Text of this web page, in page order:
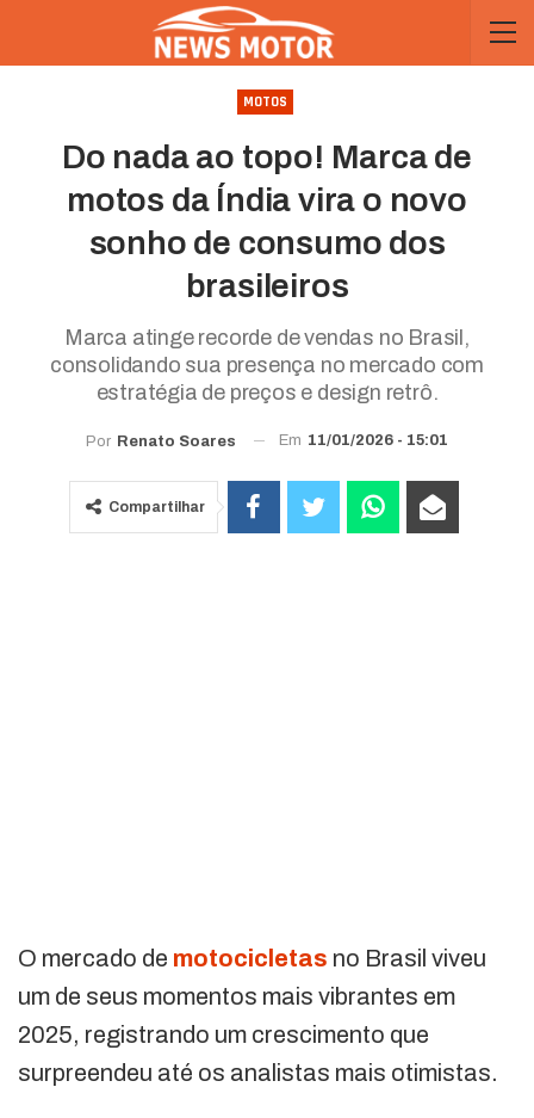
MOTOS
Do nada ao topo! Marca de
motos da Índia vira o novo
sonho de consumo dos
brasileiros
Marca atinge recorde de vendas no Brasil,
consolidando sua presença no mercado com
estratégia de preços e design retrô.
Por Renato Soares Em 11/01/2026 - 15:01
Compartilhar
O mercado de motocicletas no Brasil viveu
um de seus momentos mais vibrantes em
2025, registrando um crescimento que
surpreendeu até os analistas mais otimistas.